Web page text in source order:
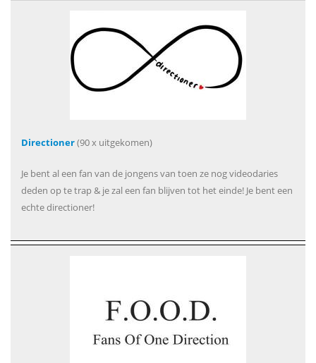
Directioner(90 x uitgekomen)
Je bent al een fan van de jongens van toen ze nog videodaries
deden op te trap & je zal een fan blijven tot het einde! Je bent een
echte directioner!